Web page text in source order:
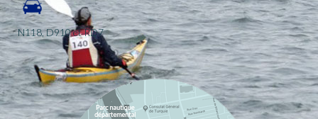
N118, D910 et RD7